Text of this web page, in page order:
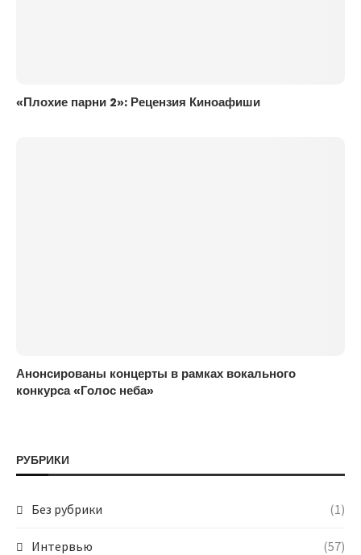
«Плохие парни 2»: Рецензия Киноафиши
Анонсированы концерты в рамках вокального
конкурса «Голос неба»
РУБРИКИ
Без рубрики (1)
Интервью (57)